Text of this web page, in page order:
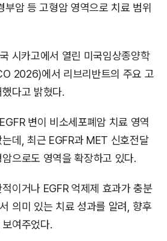
부암 등 고형암 영역으로 치료 범위
시카고에서 열린 미국임상종양학
2026)에서 리브리반트의 주요 고
다고 밝혔다.
변이 비소세포폐암 치료 영역
데, 최근 EGFR과 MET 신호전달
으로도 영역을 확장하고 있다.
이거나 EGFR 억제제 효과가 충분
의미 있는 치료 성과를 알려, 향후
여주었다.